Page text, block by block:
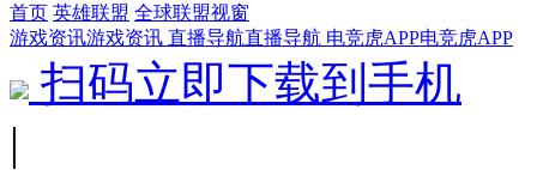
首页 英雄联盟 全球联盟视窗
游戏资讯游戏资讯 直播导航直播导航 电竞虎APP电竞虎APP
扫码立即下载到手机
|